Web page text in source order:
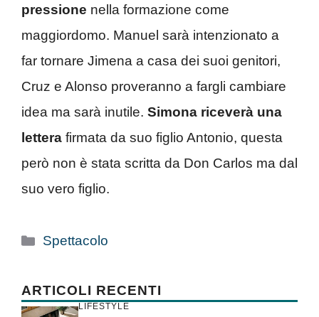
pressione nella formazione come
maggiordomo. Manuel sarà intenzionato a
far tornare Jimena a casa dei suoi genitori,
Cruz e Alonso proveranno a fargli cambiare
idea ma sarà inutile. Simona riceverà una
lettera firmata da suo figlio Antonio, questa
però non è stata scritta da Don Carlos ma dal
suo vero figlio.
Categorie
Spettacolo
ARTICOLI RECENTI
LIFESTYLE